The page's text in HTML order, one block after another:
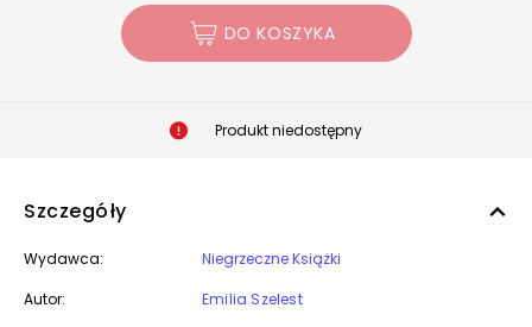
DO KOSZYKA
Produkt niedostępny
Szczegóły
Wydawca:
Niegrzeczne Książki
Autor:
Emilia Szelest